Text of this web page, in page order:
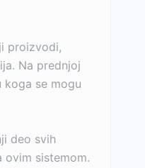
proizvodi,
Na prednjoj
koga se mogu
deo svih
ovim sistemom.